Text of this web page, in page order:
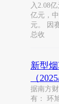
入2.08
亿元，
元。 因
总收
新型
（
据南方
有： 环